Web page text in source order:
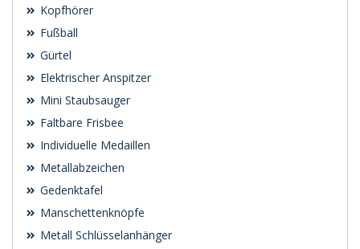
Kopfhörer
Fußball
Gürtel
Elektrischer Anspitzer
Mini Staubsauger
Faltbare Frisbee
Individuelle Medaillen
Metallabzeichen
Gedenktafel
Manschettenknöpfe
Metall Schlüsselanhänger